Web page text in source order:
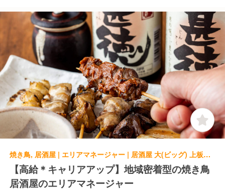
焼き鳥, 居酒屋 | エリアマネージャー | 居酒屋 大(ビッグ) 上板橋店
【高給＊キャリアアップ】地域密着型の焼き鳥
居酒屋のエリアマネージャー